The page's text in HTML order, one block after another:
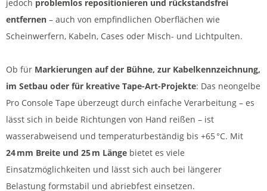
jedoch problemlos repositionieren und rückstandsfrei
entfernen – auch von empfindlichen Oberflächen wie
Scheinwerfern, Kabeln, Cases oder Misch- und Lichtpulten.
Ob für Markierungen auf der Bühne, zur Kabelkennzeichnung,
im Setbau oder für kreative Tape-Art-Projekte: Das neongelbe
Pro Console Tape überzeugt durch einfache Verarbeitung – es
lässt sich in beide Richtungen von Hand reißen – ist
wasserabweisend und temperaturbeständig bis +65 °C. Mit
24 mm Breite und 25 m Länge bietet es viele
Einsatzmöglichkeiten und lässt sich auch bei längerer
Belastung formstabil und abriebfest einsetzen.